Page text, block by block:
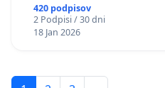
420 podpisov
2 Podpisi / 30 dni
18 Jan 2026